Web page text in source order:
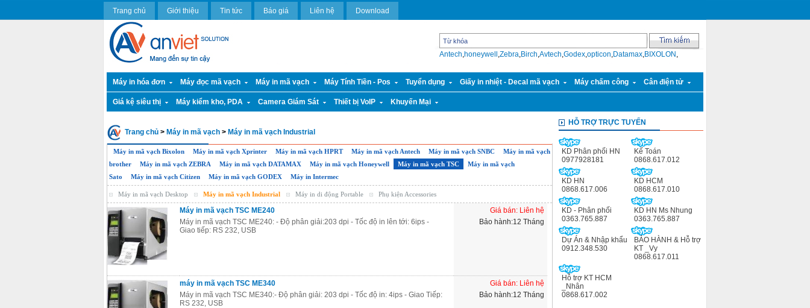
Trang chủ Giới thiệu Tin tức Báo giá Liên hệ Download
Antech,honeywell ,Zebra,Birch,Avtech,Godex,opticon,Datamax,BIXOLON ,
Máy in hóa đơn Máy đọc mã vạch Máy in mã vạch Máy Tính Tiền - Pos Tuyển dụng Giấy in nhiệt - Decal mã vạch Máy chấm công Cân điện tử
Giá kệ siêu thị Máy kiểm kho, PDA Camera Giám Sát Thiết bị VoIP Khuyến Mại
Trang chủ > Máy in mã vạch > Máy in mã vạch Industrial
Máy in mã vạch Bixolon Máy in mã vạch Xprinter Máy in mã vạch HPRT Máy in mã vạch Antech Máy in mã vạch SNBC
Máy in mã vạch
brother
Máy in mã vạch ZEBRA Máy in mã vạch DATAMAX Máy in mã vạch Honeywell Máy in mã vạch TSC
Máy in mã vạch
Sato
Máy in mã vạch Citizen Máy in mã vạch GODEX Máy in Intermec
Máy in mã vạch Desktop Máy in mã vạch Industrial Máy in di động Portable Phụ kiện Accessories
Máy in mã vạch TSC ME240
Máy in mã vạch TSC ME240: - Độ phân giải:203 dpi - Tốc độ in lên tới: 6ips -
Giao tiếp: RS 232, USB
Giá bán: Liên hệ
Bảo hành:12 Tháng
máy in mã vạch TSC ME340
Máy in mã vạch TSC ME340:- Độ phân giải: 203 dpi - Tốc độ in: 4ips - Giao Tiếp:
RS 232, USB
Giá bán: Liên hệ
Bảo hành:12 Tháng
HỖ TRỢ TRỰC TUYẾN
KD Phân phối HN
0977928181
Kế Toán
0868.617.012
KD HN
0868.617.006
KD HCM
0868.617.010
KD - Phân phối
0363.765.887
KD HN Ms Nhung
0363.765.887
Dự Án & Nhập khẩu
0912.348.530
BẢO HÀNH & Hỗ trợ
KT _Vy
0868.617.011
Hỗ trợ KT HCM
_Nhân
0868.617.002